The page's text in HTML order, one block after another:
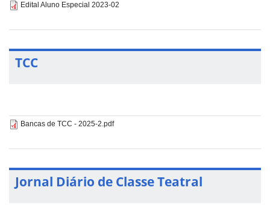
Edital Aluno Especial 2023-02
TCC
Bancas de TCC - 2025-2.pdf
Jornal Diário de Classe Teatral